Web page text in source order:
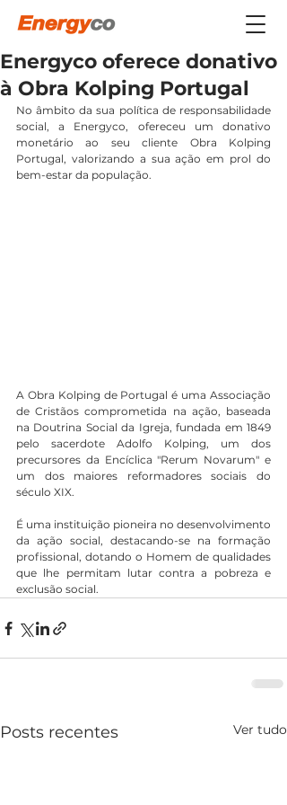
Energyco oferece donativo
à Obra Kolping Portugal
No âmbito da sua política de responsabilidade
social, a Energyco, ofereceu um donativo
monetário ao seu cliente Obra Kolping
Portugal, valorizando a sua ação em prol do
bem-estar da população.
A Obra Kolping de Portugal é uma Associação
de Cristãos comprometida na ação, baseada
na Doutrina Social da Igreja, fundada em 1849
pelo sacerdote Adolfo Kolping, um dos
precursores da Encíclica "Rerum Novarum" e
um dos maiores reformadores sociais do
século XIX.
É uma instituição pioneira no desenvolvimento
da ação social, destacando-se na formação
profissional, dotando o Homem de qualidades
que lhe permitam lutar contra a pobreza e
exclusão social.
Posts recentes Ver tudo